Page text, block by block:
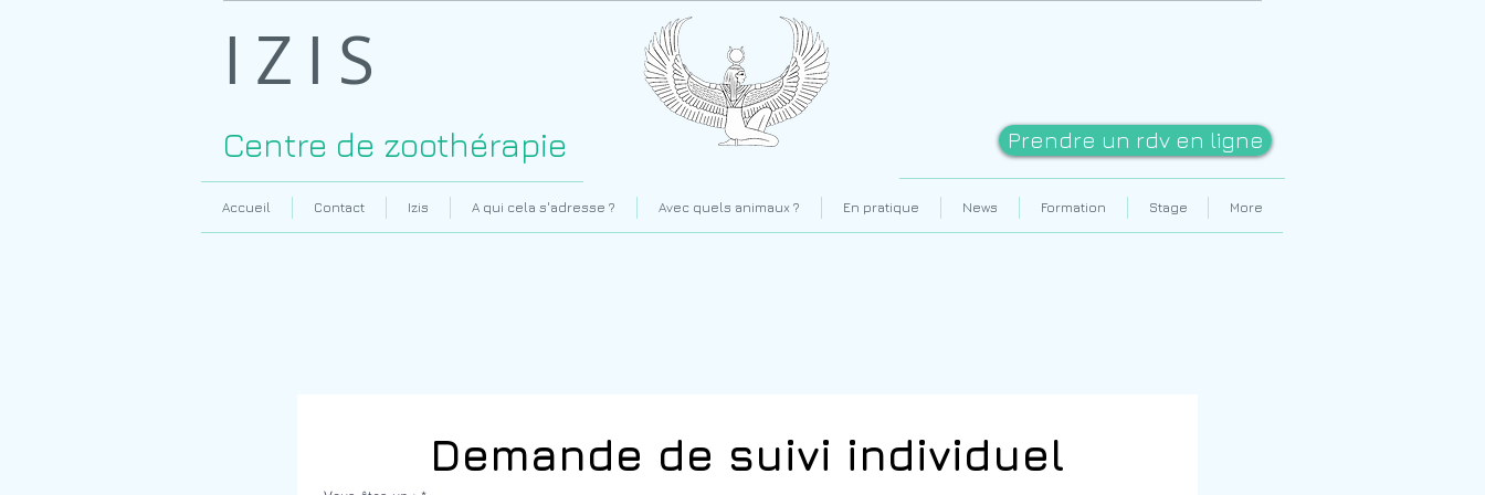
IZIS
Centre de zoothérapie Prendre un rdv en ligne
Accueil Contact Izis A qui cela s'adresse ? Avec quels animaux ? En pratique News Formation Stage More
Demande de suivi individuel